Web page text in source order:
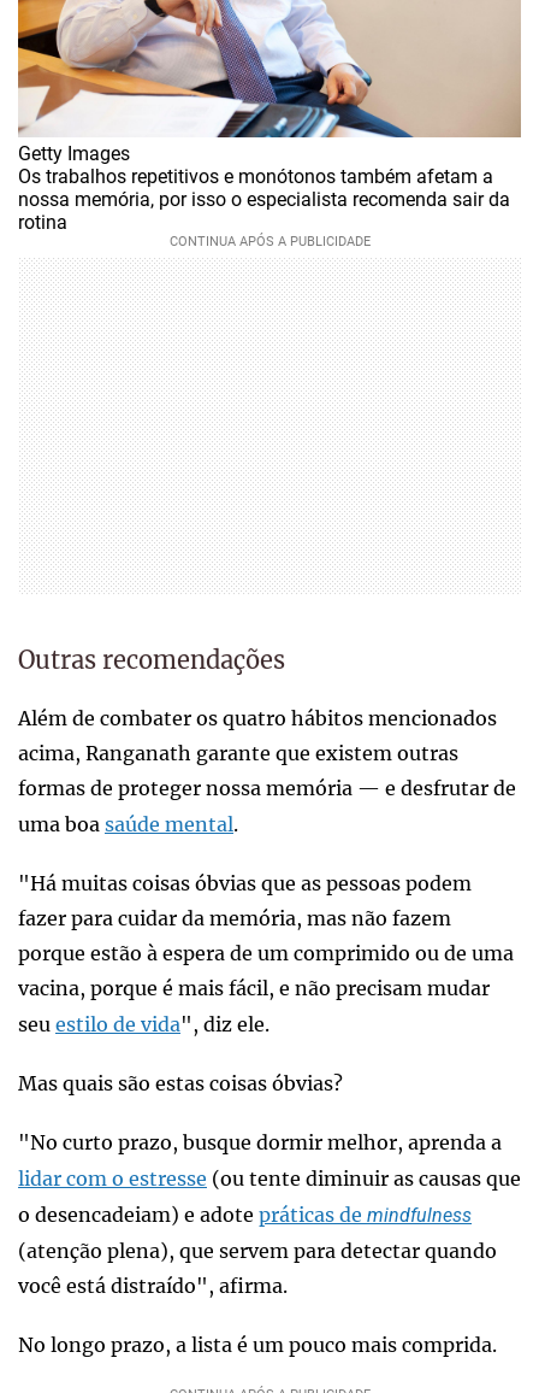
Getty Images
Os trabalhos repetitivos e monótonos também afetam a
nossa memória, por isso o especialista recomenda sair da
rotina
Outras recomendações
Além de combater os quatro hábitos mencionados
acima, Ranganath garante que existem outras
formas de proteger nossa memória — e desfrutar de
uma boa saúde mental.
"Há muitas coisas óbvias que as pessoas podem
fazer para cuidar da memória, mas não fazem
porque estão à espera de um comprimido ou de uma
vacina, porque é mais fácil, e não precisam mudar
seu estilo de vida", diz ele.
Mas quais são estas coisas óbvias?
"No curto prazo, busque dormir melhor, aprenda a
lidar com o estresse (ou tente diminuir as causas que
o desencadeiam) e adote práticas de mindfulness
(atenção plena), que servem para detectar quando
você está distraído", afirma.
No longo prazo, a lista é um pouco mais comprida.